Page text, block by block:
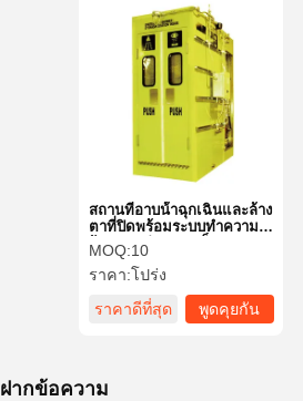
สถานที่อาบน้ําฉุกเฉินและล้าง
ตาที่ปิดพร้อมระบบทําความ
ร้อนและทําความเย็น
MOQ:10
ราคา:โปร่ง
ราคาดีที่สุด
พูดคุยกัน
ฝากข้อความ